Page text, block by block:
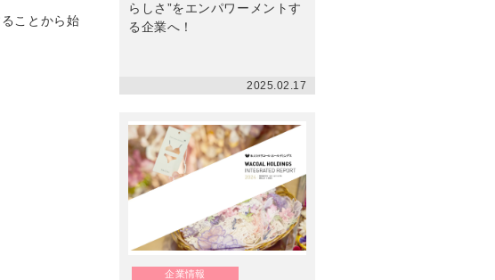
ことから始
らしさ”をエンパワーメントす
る企業へ！
2025.02.17
企業情報